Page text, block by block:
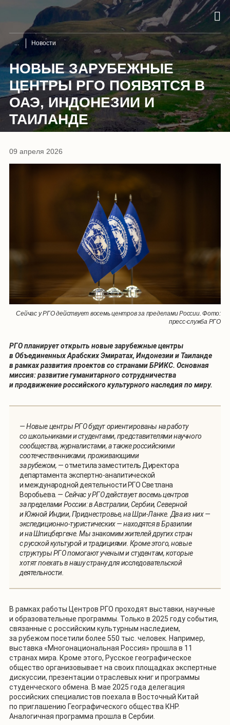
Новости
НОВЫЕ ЗАРУБЕЖНЫЕ
ЦЕНТРЫ РГО ПОЯВЯТСЯ В
ОАЭ, ИНДОНЕЗИИ И
ТАИЛАНДЕ
09 апреля 2026
Сейчас у РГО действует восемь центров за пределами России. Фото:
пресс-служба РГО
РГО планирует открыть новые зарубежные центры
в Объединенных Арабских Эмиратах, Индонезии и Таиланде
в рамках развития проектов со странами БРИКС. Основная
миссия: развитие гуманитарного сотрудничества
и продвижение российского культурного наследия по миру.
— Новые центры РГО будут ориентированы на работу
со школьниками и студентами, представителями научного
сообщества, журналистами, а также российскими
соотечественниками, проживающими
за рубежом, — отметила заместитель Директора
департамента экспертно-аналитической
и международной деятельности РГО Светлана
Воробьева. — Сейчас у РГО действует восемь центров
за пределами России: в Австралии, Сербии, Северной
и Южной Индии, Приднестровье, на Шри-Ланке. Два из них —
экспедиционно-туристических — находятся в Бразилии
и на Шпицбергене. Мы знакомим жителей других стран
с русской культурой и традициями. Кроме этого, новые
структуры РГО помогают ученым и студентам, которые
хотят поехать в нашу страну для исследовательской
деятельности.
В рамках работы Центров РГО проходят выставки, научные
и образовательные программы. Только в 2025 году события,
связанные с российским культурным наследием,
за рубежом посетили более 550 тыс. человек. Например,
выставка «Многонациональная Россия» прошла в 11
странах мира. Кроме этого, Русское географическое
общество организовывает на своих площадках экспертные
дискуссии, презентации отраслевых книг и программы
студенческого обмена. В мае 2025 года делегация
российских специалистов поехала в Восточный Китай
по приглашению Географического общества КНР.
Аналогичная программа прошла в Сербии.